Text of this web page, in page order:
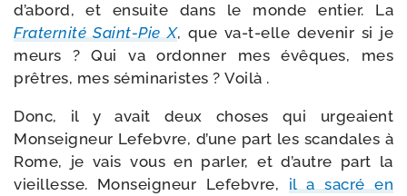
d’abord, et ensuite dans le monde entier. La
Fraternité Saint-​Pie X, que va-​t-​elle deve­nir si je
meurs ? Qui va ordon­ner mes évêques, mes
prêtres, mes sémi­na­ristes ? Voilà .
Donc, il y avait deux choses qui urgeaient
Monseigneur Lefebvre, d’une part les scan­dales à
Rome, je vais vous en par­ler, et d’autre part la
vieillesse. Monseigneur Lefebvre, il a sacré en